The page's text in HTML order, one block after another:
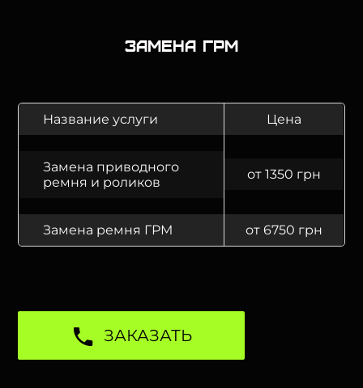
Замена ГРМ
Название услуги Цена
Замена приводного
ремня и роликов
от 1350 грн
Замена ремня ГРМ от 6750 грн
ЗАКАЗАТЬ